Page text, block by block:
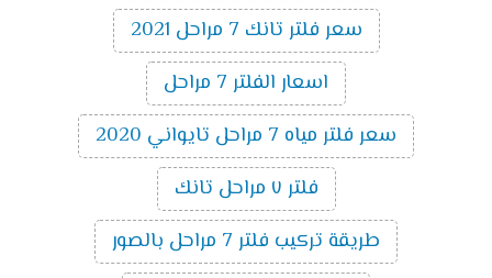
سعر فلتر تانك 7 مراحل 2021
اسعار الفلتر 7 مراحل
سعر فلتر مياه 7 مراحل تايواني 2020
فلتر ٧ مراحل تانك
طريقة تركيب فلتر 7 مراحل بالصور